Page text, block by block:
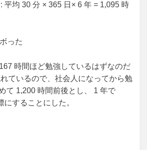
平均 30 分 × 365 日× 6 年 = 1,095 時
った
時間ほど勉強しているはずなのだ
ているので、社会人になってから勉
て 1,200 時間前後とし、 1 年で
にすることにした。